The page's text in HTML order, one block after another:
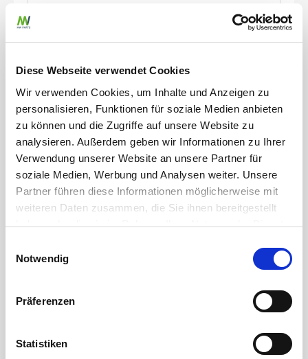
Diese Webseite verwendet Cookies
Wir verwenden Cookies, um Inhalte und Anzeigen zu
personalisieren, Funktionen für soziale Medien anbieten
zu können und die Zugriffe auf unsere Website zu
analysieren. Außerdem geben wir Informationen zu Ihrer
Verwendung unserer Website an unsere Partner für
soziale Medien, Werbung und Analysen weiter. Unsere
Partner führen diese Informationen möglicherweise mit
weiteren Daten zusammen, die Sie ihnen bereitgestellt
haben oder die sie im Rahmen Ihrer Nutzung der Dienste
Weitere erforderliche Datenschutzinformationen finden
Notwendig
Präferenzen
Statistiken
Petronas
Akcela Motoröl Unitek Plus 10W-40 20 l
Artikelnummer
I74640RH1EU
Freigaben
CNH MAT 3571
20 L
Spezifikation
Mat 3521, AP